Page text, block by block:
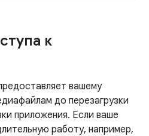
к
вашему
до перезагрузки
приложения. Если ваше
работу, например,